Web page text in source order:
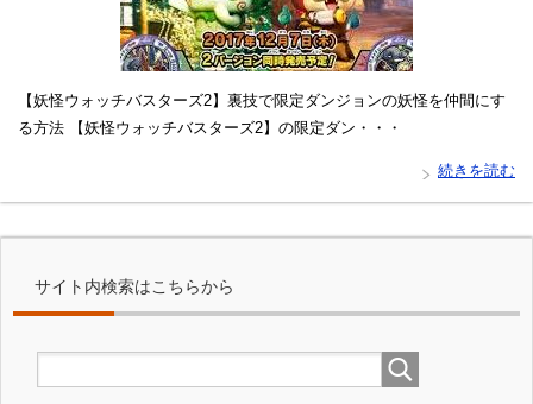
【妖怪ウォッチバスターズ2】裏技で限定ダンジョンの妖怪を仲間にす
る方法 【妖怪ウォッチバスターズ2】の限定ダン・・・
続きを読む
サイト内検索はこちらから